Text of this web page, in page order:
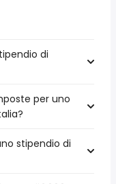
di
per uno
stipendio di